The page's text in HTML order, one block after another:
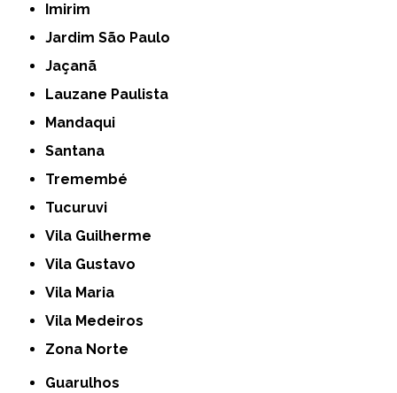
Imirim
Jardim São Paulo
Jaçanã
Lauzane Paulista
Mandaqui
Santana
Tremembé
Tucuruvi
Vila Guilherme
Vila Gustavo
Vila Maria
Vila Medeiros
Zona Norte
Guarulhos